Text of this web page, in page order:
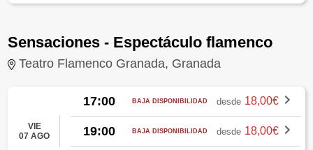
Sensaciones - Espectáculo flamenco
Teatro Flamenco Granada, Granada
VIE
07 AGO
17:00 BAJA DISPONIBILIDAD desde 18,00€
19:00 BAJA DISPONIBILIDAD desde 18,00€